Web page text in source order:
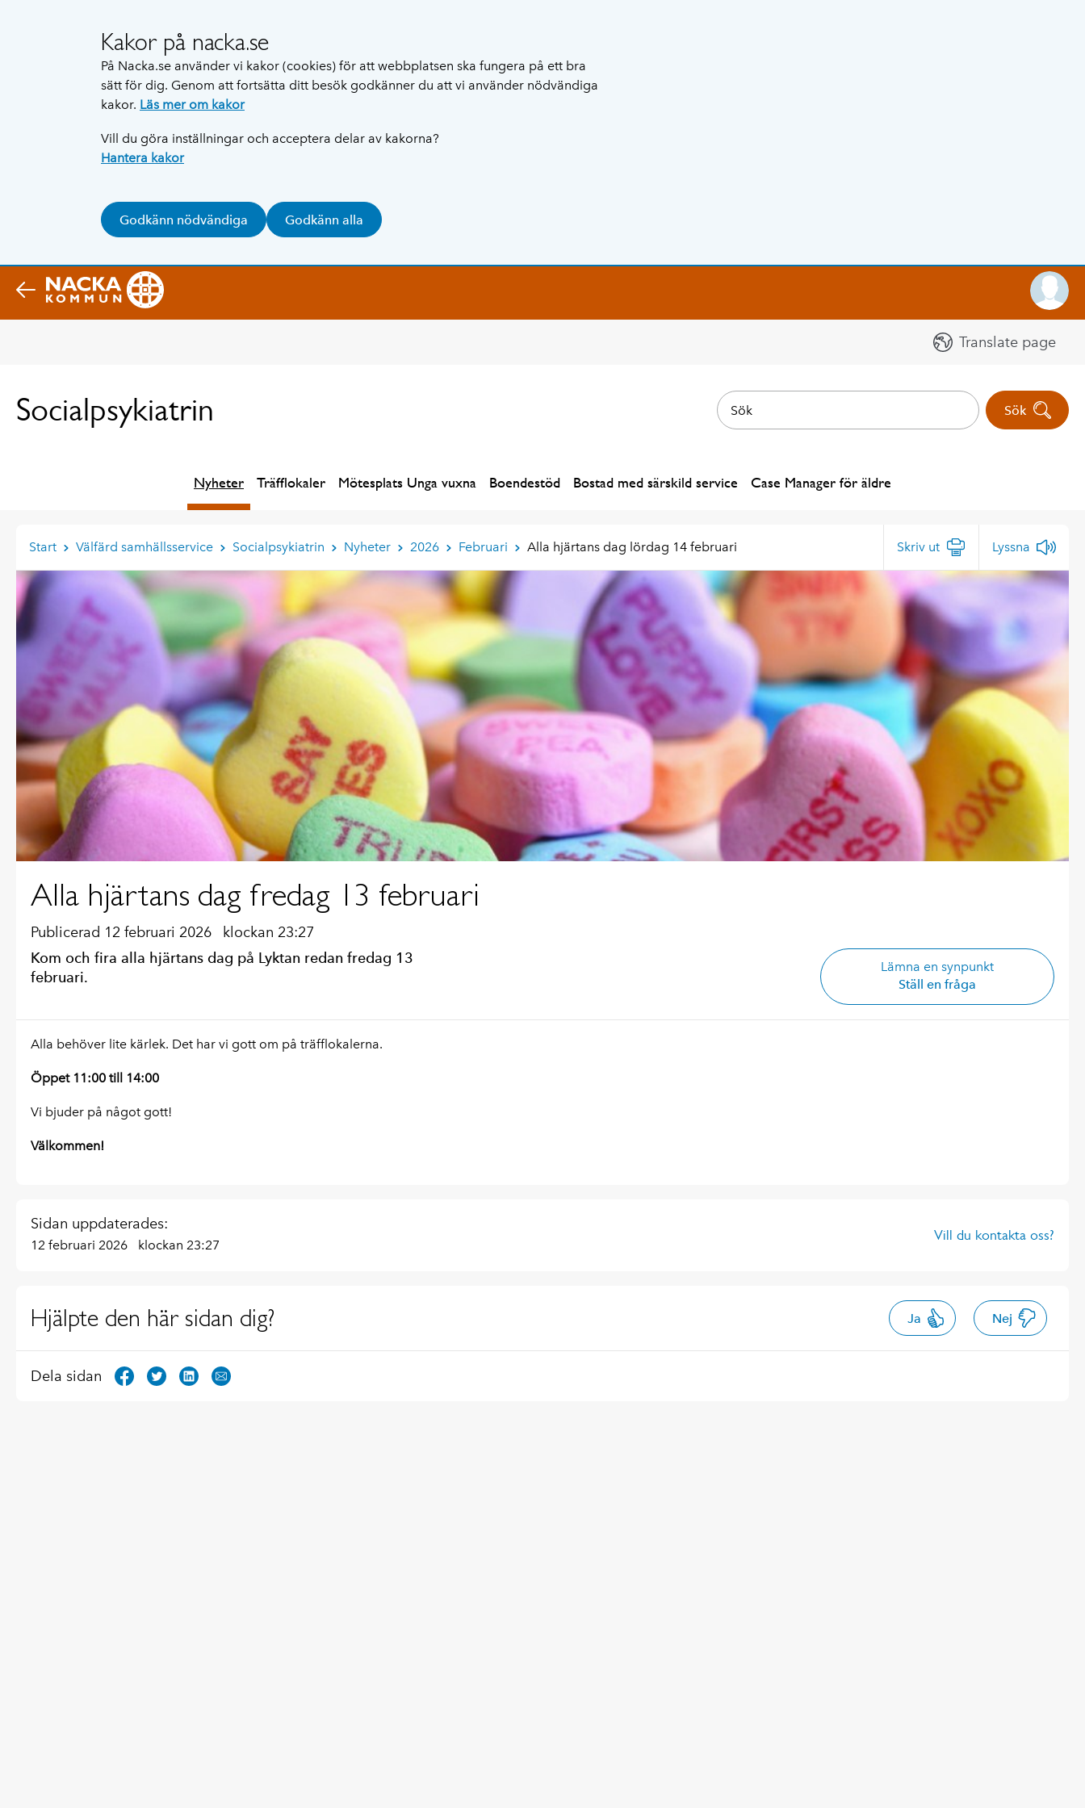
Kakor på nacka.se
På Nacka.se använder vi kakor (cookies) för att webbplatsen ska fungera på ett bra
sätt för dig. Genom att fortsätta ditt besök godkänner du att vi använder nödvändiga
kakor. Läs mer om kakor
Vill du göra inställningar och acceptera delar av kakorna?
Hantera kakor
Godkänn nödvändiga Godkänn alla
Translate page
Socialpsykiatrin Sök
Nyheter Träfflokaler Mötesplats Unga vuxna Boendestöd Bostad med särskild service Case Manager för äldre
Start Välfärd samhällsservice Socialpsykiatrin Nyheter 2026 Februari Alla hjärtans dag lördag 14 februari Skriv ut Lyssna
Alla hjärtans dag fredag 13 februari
Publicerad 12 februari 2026 klockan 23:27
Kom och fira alla hjärtans dag på Lyktan redan fredag 13
februari.
Lämna en synpunkt
Ställ en fråga
Alla behöver lite kärlek. Det har vi gott om på träfflokalerna.
Öppet 11:00 till 14:00
Vi bjuder på något gott!
Välkommen!
Sidan uppdaterades:
12 februari 2026 klockan 23:27
Vill du kontakta oss?
Hjälpte den här sidan dig? Ja Nej
Dela sidan